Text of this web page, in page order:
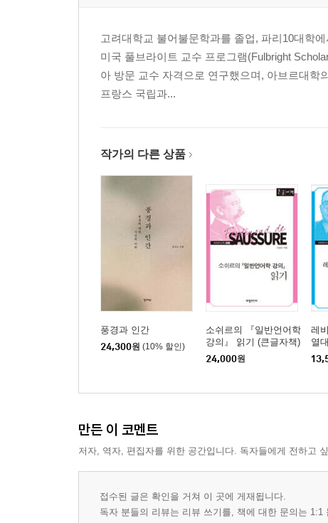
4. 통합체 축과 계열체 축
5. 내재성과 발현
6. 발화 작용과 담화
제6장 의미의 최소 단위
3. 의소, 의미소 개념의 적용 ― ‘머리’의 경우
1. 동위소 개념의 다양성 및 발전
2. 동위소와 담화의 의미론적 층위 사이에 존재하는
3. 동위소 개념의 적용―김수영의 시 〈풀〉과 폴 엘
제8장 기호학적 사각형
2. 브뢴달의 대립 범주 구조
3. 기호학적 사각형의 인식론적 한계
5. 자연과 문화의 이분법과 기호학적 사각형
제9장 현대 의미론의 시각에서 본 그레마스의 일반
2. 구조 의미론의 보편주의
4. 텍스트의 합리성과 해석의 정치학
제10장 발화체와 표층의 서술 통사론
고려대학교 불어불문학과를 졸업, 파리10대학
미국 풀브라이트 교수 프로그램(Fulbright
아 방문 교수 자격으로 연구했으며, 아브르대학
프랑스 국립과...
작가의 다른 상품
풍경과 인간
24,300원 (10% 할인)
소쉬르의 『일반언어학
강의』 읽기 (큰글자책)
24,000원
레
열
만든 이 코멘트
저자, 역자, 편집자를 위한 공간입니다. 독자들에게 전하고
접수된 글은 확인을 거쳐 이 곳에 게재됩니다.
독자 분들의 리뷰는 리뷰 쓰기를, 책에 대한 문의는 1:1